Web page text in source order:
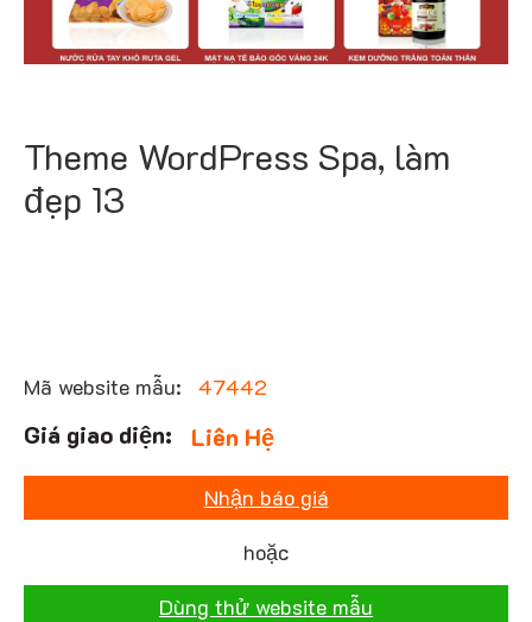
Theme WordPress Spa, làm
đẹp 13
Mã website mẫu: 47442
Liên Hệ
Nhận báo giá
hoặc
Dùng thử website mẫu